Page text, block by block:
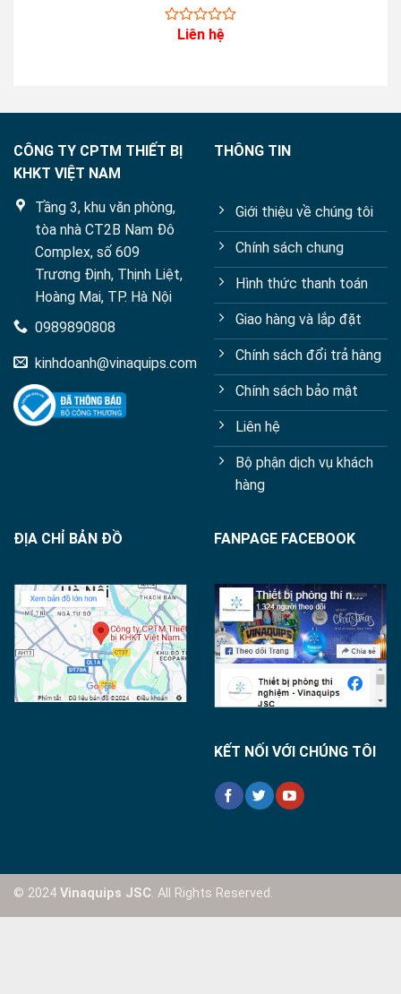
Liên hệ
CÔNG TY CPTM THIẾT BỊ
KHKT VIỆT NAM
Tầng 3, khu văn phòng,
tòa nhà CT2B Nam Đô
Complex, số 609
Trương Định, Thịnh Liệt,
Hoàng Mai, TP. Hà Nội
0989890808
kinhdoanh@vinaquips.com
THÔNG TIN
Giới thiệu về chúng tôi
Chính sách chung
Hình thức thanh toán
Giao hàng và lắp đặt
Chính sách đổi trả hàng
Chính sách bảo mật
Liên hệ
Bộ phận dịch vụ khách
hàng
ĐỊA CHỈ BẢN ĐỒ FANPAGE FACEBOOK
KẾT NỐI VỚI CHÚNG TÔI
© 2024 Vinaquips JSC. All Rights Reserved.